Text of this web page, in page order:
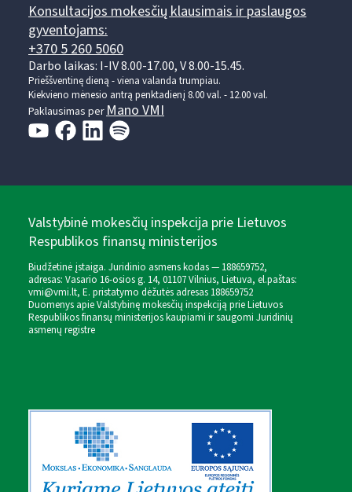
Konsultacijos mokesčių klausimais ir paslaugos
gyventojams:
+370 5 260 5060
Darbo laikas: I-IV 8.00-17.00, V 8.00-15.45.
Prieššventinę dieną - viena valanda trumpiau.
Kiekvieno mėnesio antrą penktadienį 8.00 val. - 12.00 val.
Paklausimas per Mano VMI
Valstybinė mokesčių inspekcija prie Lietuvos
Respublikos finansų ministerijos
Biudžetinė įstaiga. Juridinio asmens kodas — 188659752,
adresas: Vasario 16-osios g. 14, 01107 Vilnius, Lietuva, el.paštas:
vmi@vmi.lt, E. pristatymo dėžutės adresas 188659752
Duomenys apie Valstybinę mokesčių inspekciją prie Lietuvos
Respublikos finansų ministerijos kaupiami ir saugomi Juridinių
asmenų registre